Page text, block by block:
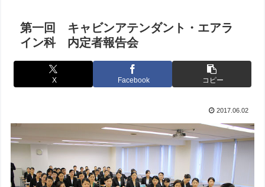
第一回 キャビンアテンダント・エアラ
イン科 内定者報告会
X Facebook コピー
2017.06.02